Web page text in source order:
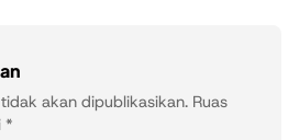
akan dipublikasikan. Ruas
*